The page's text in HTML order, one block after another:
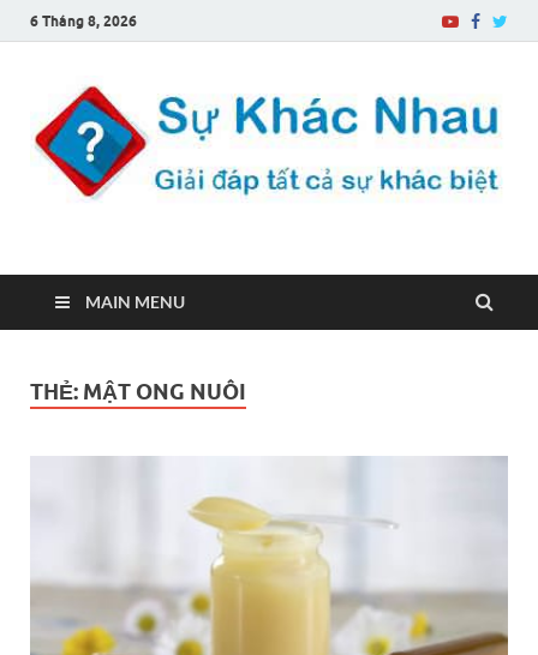
6 Tháng 8, 2026
Sự Khác Nhau
MAIN MENU
THẺ: MẬT ONG NUÔI